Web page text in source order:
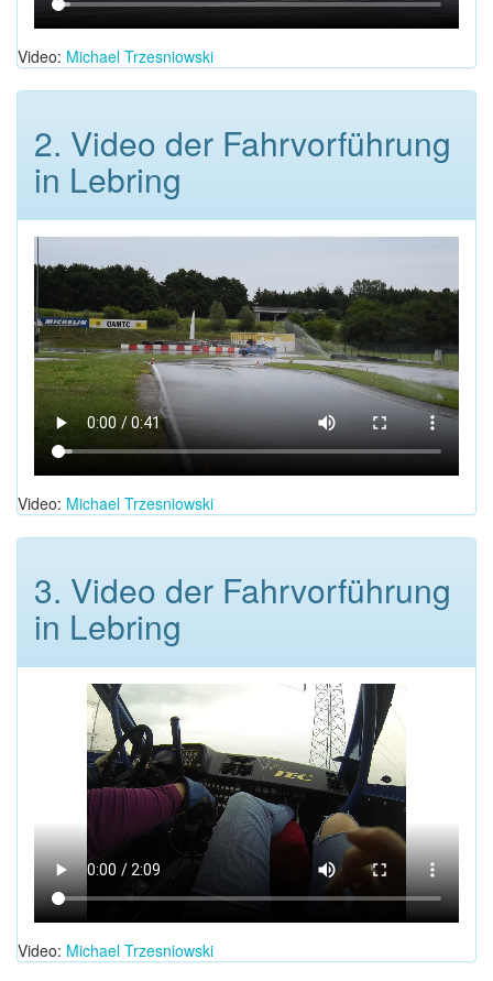
Video: Michael Trzesniowski
2. Video der Fahrvorführung
in Lebring
Video: Michael Trzesniowski
3. Video der Fahrvorführung
in Lebring
Video: Michael Trzesniowski